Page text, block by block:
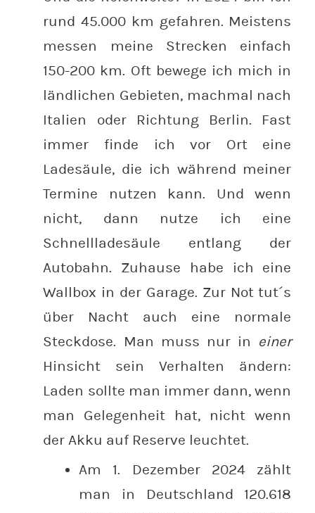
rund 45.000 km gefahren. Meistens
messen meine Strecken einfach
150-200 km. Oft bewege ich mich in
ländlichen Gebieten, machmal nach
Italien oder Richtung Berlin. Fast
immer finde ich vor Ort eine
Ladesäule, die ich während meiner
Termine nutzen kann. Und wenn
nicht, dann nutze ich eine
Schnellladesäule entlang der
Autobahn. Zuhause habe ich eine
Wallbox in der Garage. Zur Not tut´s
über Nacht auch eine normale
Steckdose. Man muss nur in einer
Hinsicht sein Verhalten ändern:
Laden sollte man immer dann, wenn
man Gelegenheit hat, nicht wenn
der Akku auf Reserve leuchtet.
Am 1. Dezember 2024 zählt
man in Deutschland 120.618